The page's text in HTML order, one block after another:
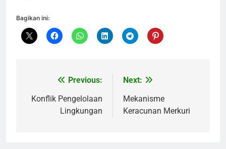
Bagikan ini:
Navigasi
pos
Previous:
Konflik Pengelolaan
Lingkungan
Next:
Mekanisme
Keracunan Merkuri